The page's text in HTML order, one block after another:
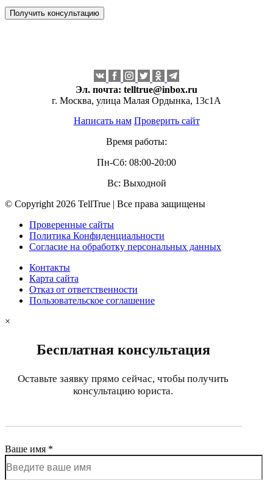
Эл. почта: telltrue@inbox.ru
г. Москва, улица Малая Ордынка, 13с1А
Написать нам Проверить сайт
Время работы:
Пн-Сб: 08:00-20:00
Вс: Выходной
© Copyright 2026 TellTrue | Все права защищены
Проверенные сайты
Политика Конфиденциальности
Согласие на обработку персональных данных
Контакты
Карта сайта
Отказ от ответственности
Пользовательское соглашение
×
Бесплатная консультация
Оставьте заявку прямо сейчас, чтобы получить
консультацию юриста.
Ваше имя *